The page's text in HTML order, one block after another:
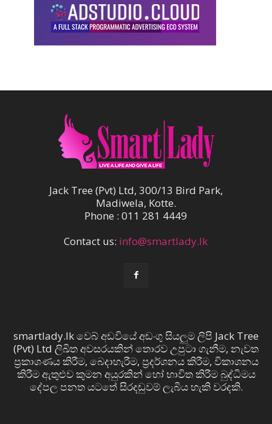
Jack Tree (Pvt) Ltd, 300/13 Bird Park,
Madiwela, Kotte.
Phone : 011 281 4449
Contact us: info@smartlady.lk
smartlady.lk වෙබ් අඩවියේ අඩංගු සියලුම ලිපි Jack Tree
(Pvt) Ltd ලිඛිත අවසරයකින් තොරව උපුටා ගැනීම, නැවත
ප්‍රකාශණය කිරීම, බෙදාහැරීම, ප්‍රදර්ශනය කිරීම, විකාශනය
කිරීම ඇතුළුව කුමන අයුරකින් හෝ භාවිත කිරීම බුද්ධිමය
දේපල පනත යටතේ සිරදඬුවම් ලැබිය හැකි වරදකි.